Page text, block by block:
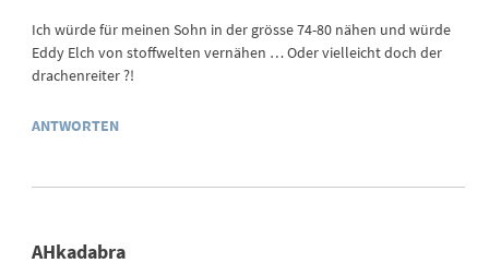
Ich würde für meinen Sohn in der grösse 74-80 nähen und würde
Eddy Elch von stoffwelten vernähen … Oder vielleicht doch der
drachenreiter ?!
ANTWORTEN
AHkadabra